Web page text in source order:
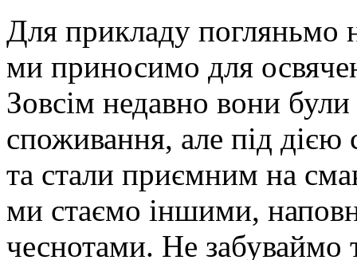
Для прикладу погляньмо
ми приносимо для
Зовсім недавно вони
споживання, але під дією
та стали приємним на
ми стаємо іншими,
чеснотами. Не забуваймо